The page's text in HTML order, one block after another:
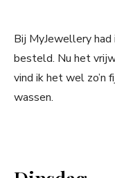
Bij MyJewellery had
besteld. Nu het
vind ik het wel zo’n
wassen.